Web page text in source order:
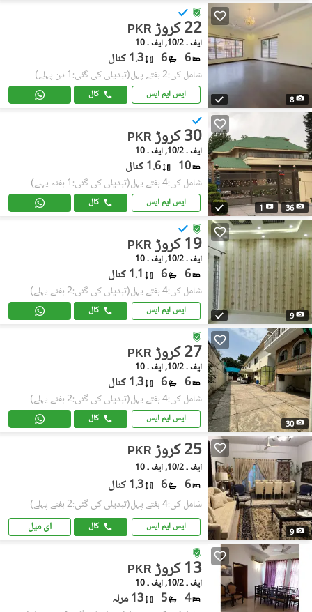
8
PKR 22 کروڑ
ایف ۔ 10/2, ایف ۔ 10
6
6 1.3 کنال
شامل کی:2 ہفتے پہل (تبدیلی کی گئی:1 دن پہلے)
ایس ایم ایس کال
36
1
PKR 30 کروڑ
ایف ۔ 10/2, ایف ۔ 10
10 1.6 کنال
شامل کی:4 ہفتے پہل (تبدیلی کی گئی:1 ہفتہ پہلے)
ایس ایم ایس کال
9
PKR 19 کروڑ
ایف ۔ 10/2, ایف ۔ 10
6
6 1.1 کنال
شامل کی:4 ہفتے پہل (تبدیلی کی گئی:2 ہفتے پہلے)
ایس ایم ایس کال
30
PKR 27 کروڑ
ایف ۔ 10/2, ایف ۔ 10
6
6 1.3 کنال
شامل کی:4 ہفتے پہل (تبدیلی کی گئی:2 ہفتے پہلے)
ایس ایم ایس کال
9
PKR 25 کروڑ
ایف ۔ 10/2, ایف ۔ 10
6
6 1.3 کنال
شامل کی:4 ہفتے پہل (تبدیلی کی گئی:2 ہفتے پہلے)
ایس ایم ایس کال ای میل
PKR 13 کروڑ
ایف ۔ 10/2, ایف ۔ 10
4
5 13 مرلہ